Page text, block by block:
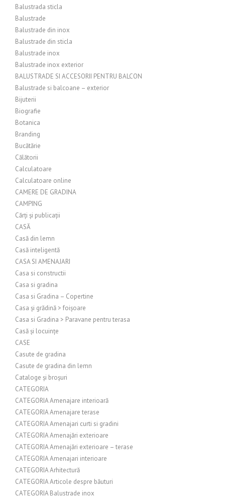
Balustrada sticla
Balustrade
Balustrade din inox
Balustrade din sticla
Balustrade inox
Balustrade inox exterior
BALUSTRADE SI ACCESORII PENTRU BALCON
Balustrade si balcoane – exterior
Bijuterii
Biografie
Botanica
Branding
Bucătărie
Călătorii
Calculatoare
Calculatoare online
CAMERE DE GRADINA
CAMPING
Cărți și publicații
CASĂ
Casă din lemn
Casă inteligentă
CASA SI AMENAJARI
Casa si constructii
Casa si gradina
Casa si Gradina – Copertine
Casa și grădină > foișoare
Casa si Gradina > Paravane pentru terasa
Casă și locuințe
CASE
Casute de gradina
Casute de gradina din lemn
Cataloge și broșuri
CATEGORIA
CATEGORIA Amenajare interioară
CATEGORIA Amenajare terase
CATEGORIA Amenajari curti si gradini
CATEGORIA Amenajări exterioare
CATEGORIA Amenajări exterioare – terase
CATEGORIA Amenajari interioare
CATEGORIA Arhitectură
CATEGORIA Articole despre băuturi
CATEGORIA Balustrade inox